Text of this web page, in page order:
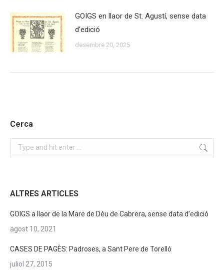
GOIGS en llaor de St. Agustí, sense data
d’edició
desembre 20, 2025
Cerca
Search:
ALTRES ARTICLES
GOIGS a llaor de la Mare de Déu de Cabrera, sense data d’edició
agost 10, 2021
CASES DE PAGÈS: Padroses, a Sant Pere de Torelló
juliol 27, 2015